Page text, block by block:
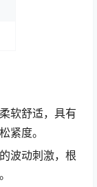
软舒适，具有
紧度。
波动刺激，根